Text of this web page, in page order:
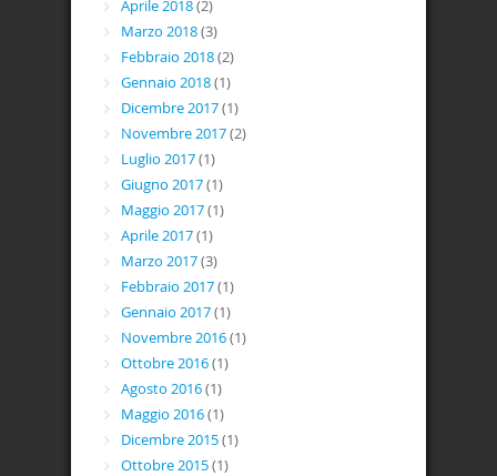
Aprile 2018(2)
Marzo 2018(3)
Febbraio 2018(2)
Gennaio 2018(1)
Dicembre 2017(1)
Novembre 2017(2)
Luglio 2017(1)
Giugno 2017(1)
Maggio 2017(1)
Aprile 2017(1)
Marzo 2017(3)
Febbraio 2017(1)
Gennaio 2017(1)
Novembre 2016(1)
Ottobre 2016(1)
Agosto 2016(1)
Maggio 2016(1)
Dicembre 2015(1)
Ottobre 2015(1)